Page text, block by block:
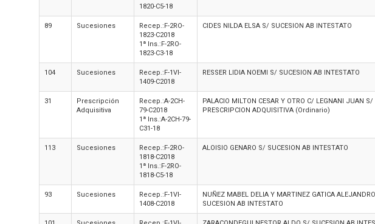
1820-C5-18
89 Sucesiones
Recep.:F-2RO-
1823-C2018
1ª Ins.:F-2RO-
1823-C3-18
CIDES NILDA ELSA S/ SUCESION AB INTESTATO
104 Sucesiones
Recep.:F-1VI-
1409-C2018
RESSER LIDIA NOEMI S/ SUCESION AB INTESTATO
31
Prescripción
Adquisitiva
Recep.:A-2CH-
79-C2018
1ª Ins.:A-2CH-79-
C31-18
PALACIO MILTON CESAR Y OTRO C/ LEGNANI JUAN S/
PRESCRIPCION ADQUISITIVA (Ordinario)
113 Sucesiones
Recep.:F-2RO-
1818-C2018
1ª Ins.:F-2RO-
1818-C5-18
ALOISIO GENARO S/ SUCESION AB INTESTATO
93 Sucesiones
Recep.:F-1VI-
1408-C2018
NUÑEZ MABEL DELIA Y MARTINEZ GATICA
SUCESION AB INTESTATO